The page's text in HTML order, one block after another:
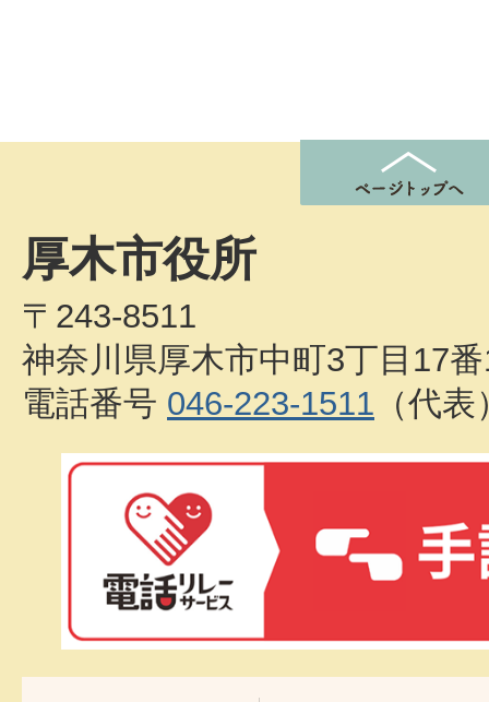
厚木市役所
〒243-8511
神奈川県厚木市中町3丁目17
電話番号 046-223-1511 （代表